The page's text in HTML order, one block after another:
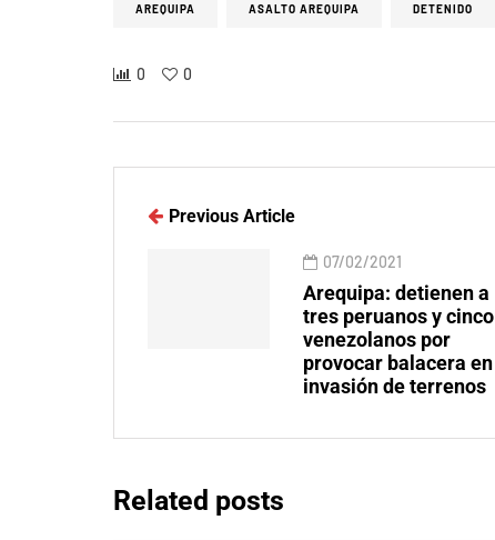
AREQUIPA ASALTO AREQUIPA DETENIDO
0 0
Previous Article
07/02/2021
Arequipa: detienen a
tres peruanos y cinco
venezolanos por
provocar balacera en
invasión de terrenos
Related posts